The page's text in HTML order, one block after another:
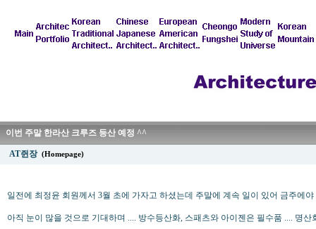
이번 주말 한라산 크루즈 등산 예정 ^^
AT쥔장 (Homepage)
일전에 최정윤 회원께서 3월 초에 가자고 하셨는데 주말에 계속 일이 있어 금주에
아직 눈이 많을 것으로 기대하며 .... 방수등산화, 스패츠와 아이젠은 필수품 .... 명